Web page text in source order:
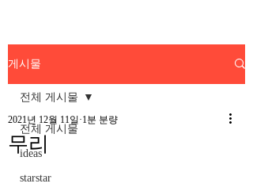
게시물
전체 게시물
ideas
starstar
전체 게시물
무리
2021년 12월 11일 1분 분량